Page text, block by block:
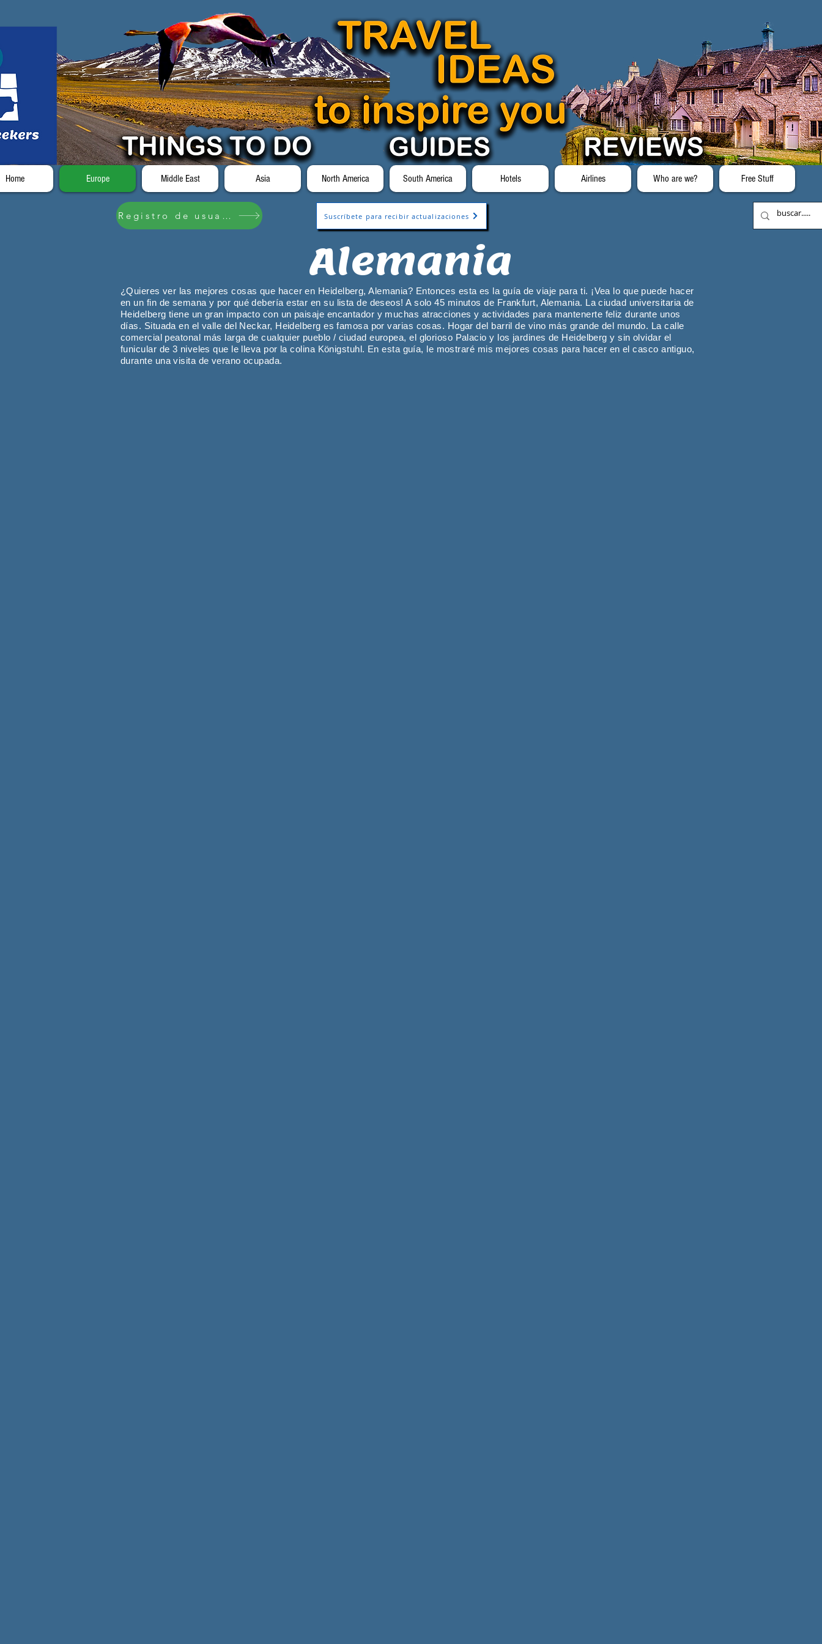
Home Europe Middle East Asia North America South America Hotels Airlines Who are we? Free Stuff
Registro de usuario Suscríbete para recibir actualizaciones
Alemania
¿Quieres ver las mejores cosas que hacer en Heidelberg, Alemania? Entonces esta es la guía de viaje para ti. ¡Vea lo que puede hacer
en un fin de semana y por qué debería estar en su lista de deseos! A solo 45 minutos de Frankfurt, Alemania. La ciudad universitaria de
Heidelberg tiene un gran impacto con un paisaje encantador y muchas atracciones y actividades para mantenerte feliz durante unos
días. Situada en el valle del Neckar, Heidelberg es famosa por varias cosas. Hogar del barril de vino más grande del mundo. La calle
comercial peatonal más larga de cualquier pueblo / ciudad europea, el glorioso Palacio y los jardines de Heidelberg y sin olvidar el
funicular de 3 niveles que le lleva por la colina Königstuhl. En esta guía, le mostraré mis mejores cosas para hacer en el casco antiguo,
durante una visita de verano ocupada.